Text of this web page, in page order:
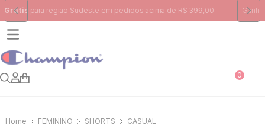
Ganhe 10% na primeira compra, utilizando o cupom:PRIMEIRA10
0
FEMININO SHORTS CASUAL